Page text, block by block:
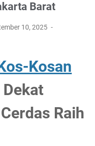
Barat
10, 2025
Kosan
Dekat
Raih